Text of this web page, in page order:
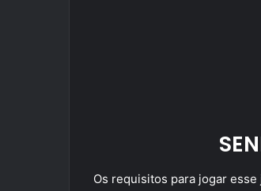
Os requisitos para jogar